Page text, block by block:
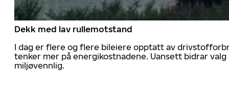
Dekk med lav rullemotstand
I dag er flere og flere bileiere opptatt av
tenker mer på energikostnadene. Uansett bidrar
miljøvennlig.